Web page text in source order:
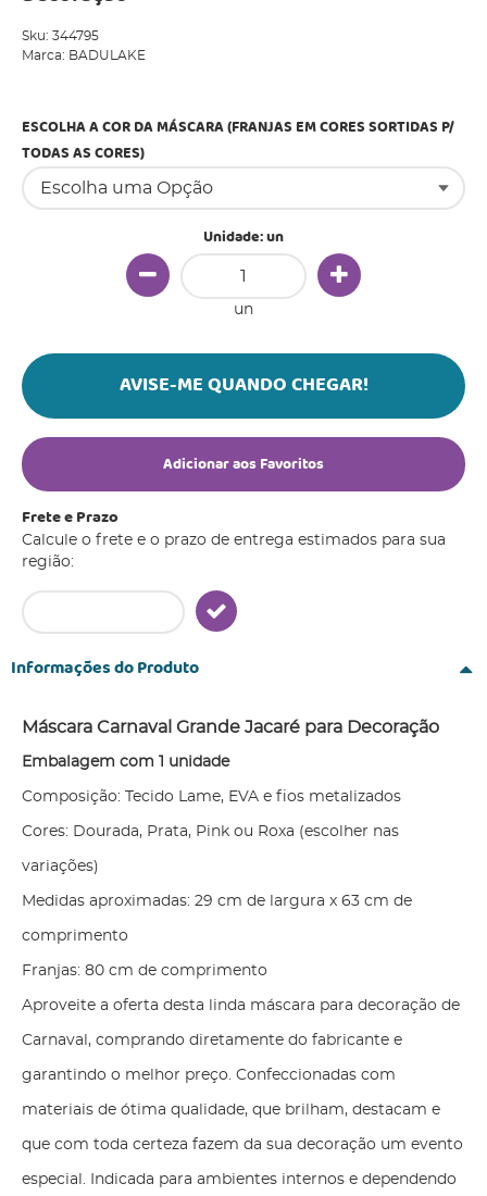
Sku: 344795
Marca: BADULAKE
ESCOLHA A COR DA MÁSCARA (FRANJAS EM CORES SORTIDAS P/
TODAS AS CORES)
Unidade: un
un
AVISE-ME QUANDO CHEGAR!
Adicionar aos Favoritos
Frete e Prazo
Calcule o frete e o prazo de entrega estimados para sua
região:
Informações do Produto
Máscara Carnaval Grande Jacaré para Decoração
Embalagem com 1 unidade
Composição: Tecido Lame, EVA e fios metalizados
Cores: Dourada, Prata, Pink ou Roxa (escolher nas
variações)
Medidas aproximadas: 29 cm de largura x 63 cm de
comprimento
Franjas: 80 cm de comprimento
Aproveite a oferta desta linda máscara para decoração de
Carnaval, comprando diretamente do fabricante e
garantindo o melhor preço. Confeccionadas com
materiais de ótima qualidade, que brilham, destacam e
que com toda certeza fazem da sua decoração um evento
especial. Indicada para ambientes internos e dependendo